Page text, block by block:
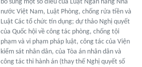
bổ sung một số điều của Luật Ngân hàng Nhà
nước Việt Nam, Luật Phòng, chống rửa tiền và
Luật Các tổ chức tín dụng; dự thảo Nghị quyết
của Quốc hội về công tác phòng, chống tội
phạm và vi phạm pháp luật, công tác của Viện
kiểm sát nhân dân, của Tòa án nhân dân và
công tác thi hành án (thay thế Nghị quyết số